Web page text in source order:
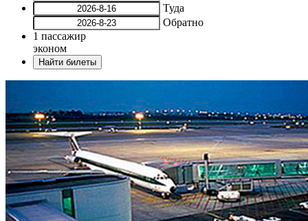
Туда
Обратно
1 пассажир
эконом
Найти билеты